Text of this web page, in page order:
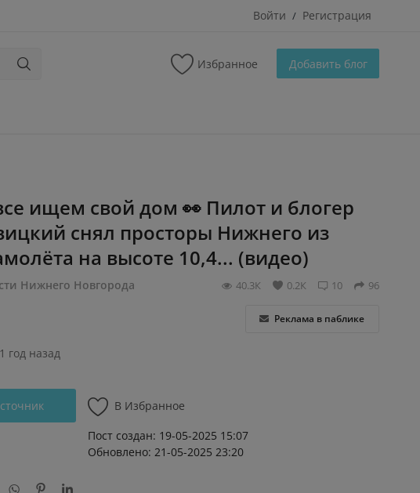
Войти / Регистрация
Избранное Добавить блог
ищем свой дом 👀 Пилот и блогер
снял просторы Нижнего из
на высоте 10,4... (видео)
Нижнего Новгорода 96
10
0.2К
40.3К
Реклама в паблике
1 год назад
В Избранное
Пост создан: 19-05-2025 15:07
Обновлено: 21-05-2025 23:20